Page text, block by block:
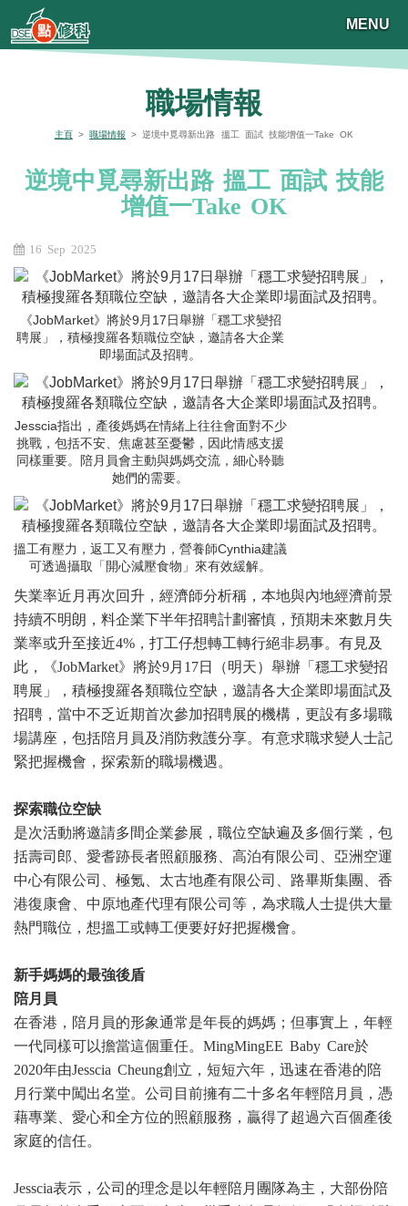
MENU
職場情報
主頁>職場情報 > 逆境中覓尋新出路 搵工 面試 技能增值一Take OK
逆境中覓尋新出路 搵工 面試 技能
增值一Take OK
16 Sep 2025
《JobMarket》將於9月17日舉辦「穩工求變招
聘展」，積極搜羅各類職位空缺，邀請各大企業
即場面試及招聘。
Jesscia指出，產後媽媽在情緒上往往會面對不少
挑戰，包括不安、焦慮甚至憂鬱，因此情感支援
同樣重要。陪月員會主動與媽媽交流，細心聆聽
她們的需要。
搵工有壓力，返工又有壓力，營養師Cynthia建議
可透過攝取「開心減壓食物」來有效緩解。
失業率近月再次回升，經濟師分析稱，本地與內地經濟前景
持續不明朗，料企業下半年招聘計劃審慎，預期未來數月失
業率或升至接近4%，打工仔想轉工轉行絕非易事。有見及
此，《JobMarket》將於9月17日（明天）舉辦「穩工求變招
聘展」，積極搜羅各類職位空缺，邀請各大企業即場面試及
招聘，當中不乏近期首次參加招聘展的機構，更設有多場職
場講座，包括陪月員及消防救護分享。有意求職求變人士記
緊把握機會，探索新的職場機遇。
探索職位空缺
是次活動將邀請多間企業參展，職位空缺遍及多個行業，包
括壽司郎、愛耆跡長者照顧服務、高泊有限公司、亞洲空運
中心有限公司、極氪、太古地產有限公司、路畢斯集團、香
港復康會、中原地產代理有限公司等，為求職人士提供大量
熱門職位，想搵工或轉工便要好好把握機會。
新手媽媽的最強後盾
陪月員
在香港，陪月員的形象通常是年長的媽媽；但事實上，年輕
一代同樣可以擔當這個重任。MingMingEE Baby Care於
2020年由Jesscia Cheung創立，短短六年，迅速在香港的陪
月行業中闖出名堂。公司目前擁有二十多名年輕陪月員，憑
藉專業、愛心和全方位的照顧服務，贏得了超過六百個產後
家庭的信任。
Jesscia表示，公司的理念是以年輕陪月團隊為主，大部份陪